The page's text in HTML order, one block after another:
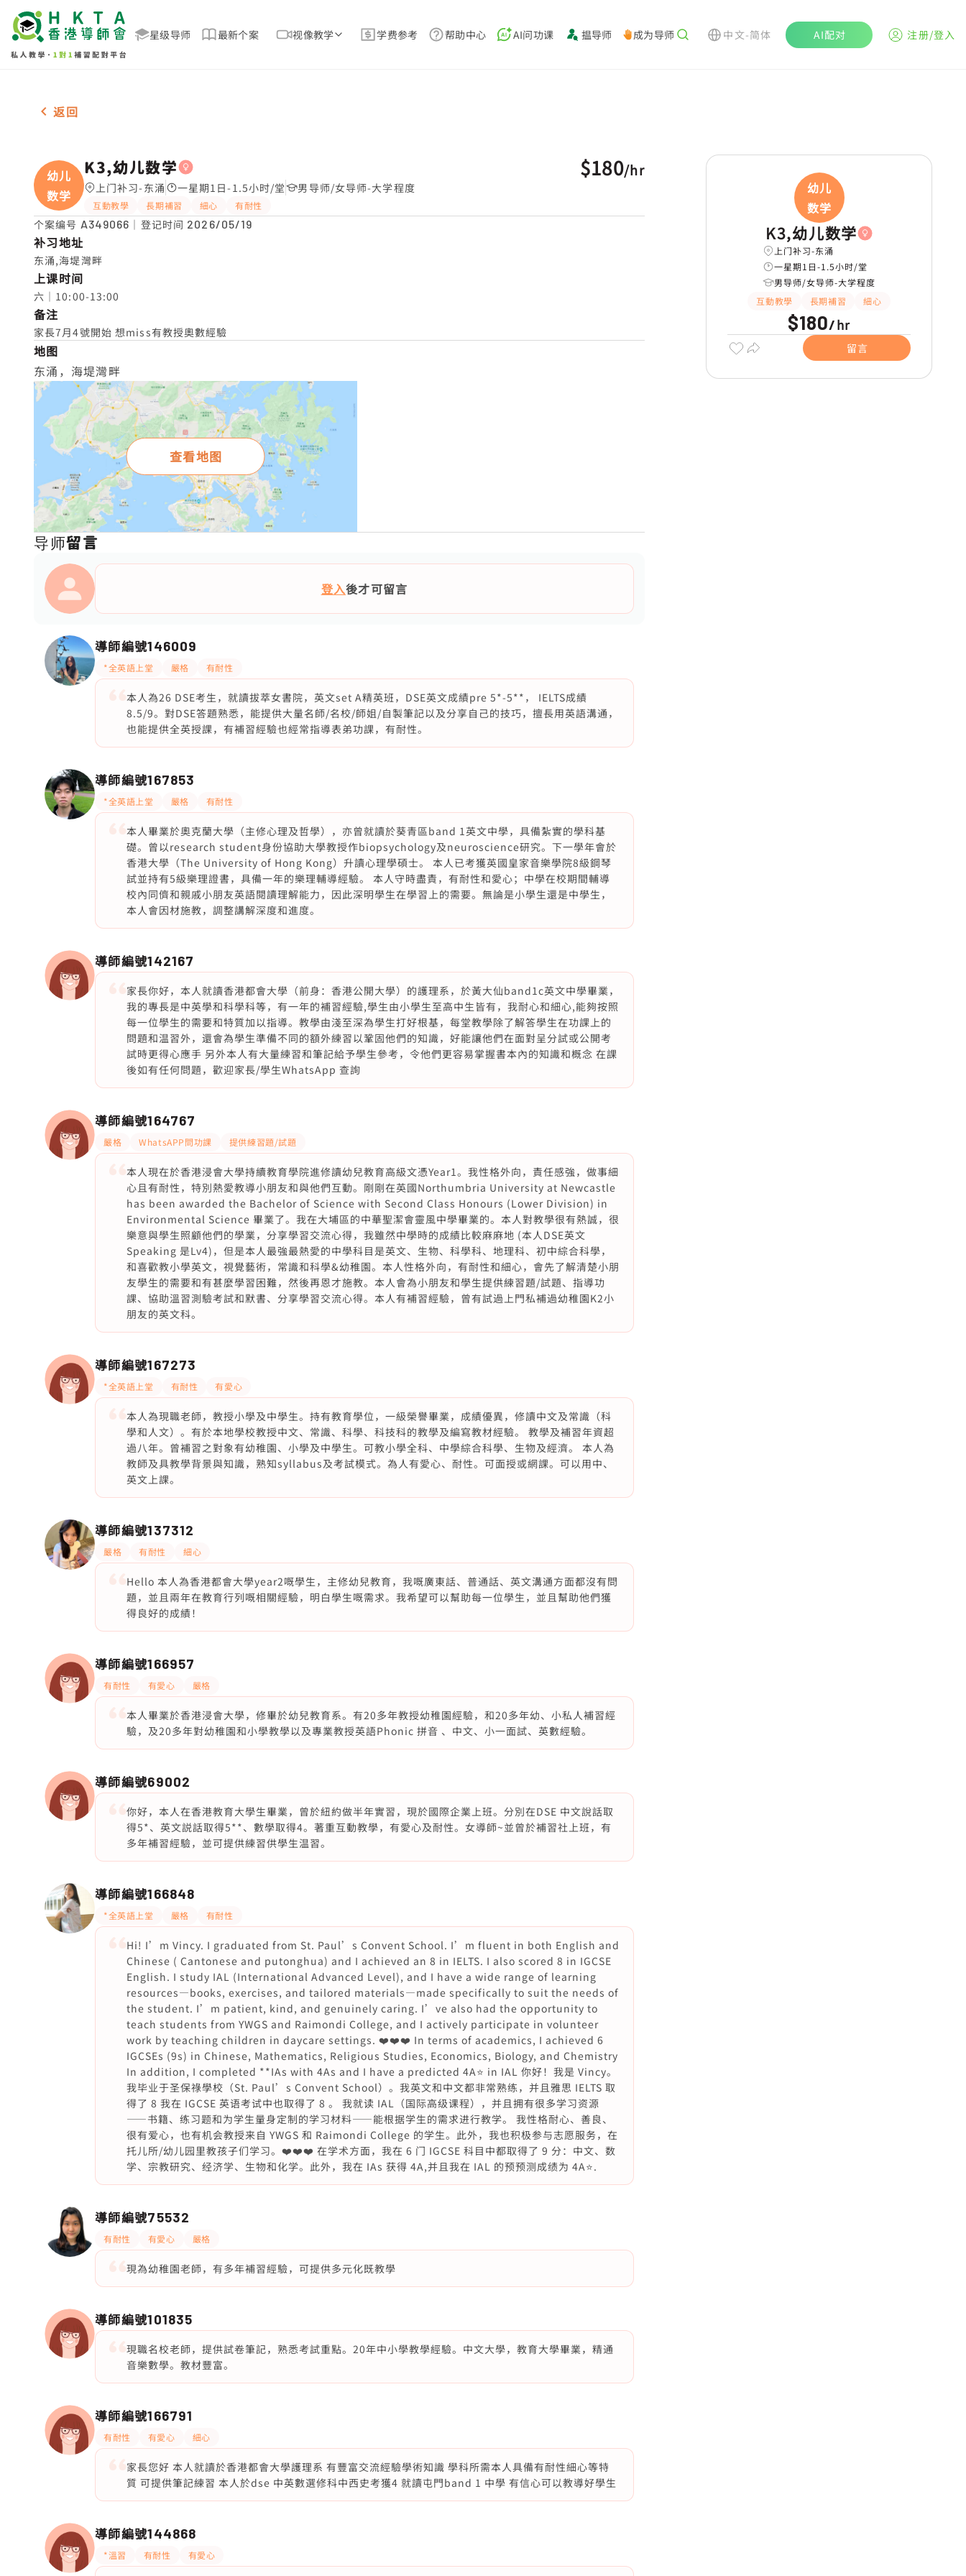
星级导师 最新个案 视像教学 学费参考 帮助中心 AI问功课 揾导师 成为导师 中文-简体 AI配对 注册/登入
女-1名 K3,幼儿数学，东涌 补习推介
返回
幼儿
数学
K3,幼儿数学
上门补习-东涌 一星期1日-1.5小时/堂 男导师/女导师-大学程度
互動教學 長期補習 細心 有耐性
$180/hr
个案编号 A349066 ｜登记时间 2026/05/19
补习地址
东涌,海堤灣畔
上课时间
六｜10:00-13:00
备注
家長7月4號開始 想miss有教授奧數經驗
地图
东涌，海堤灣畔
查看地图
导师留言
登入後才可留言
導師編號146009
*全英語上堂 嚴格 有耐性
本人為26 DSE考生，就讀拔萃女書院，英文set A精英班，DSE英文成績pre 5*-5**， IELTS成績
8.5/9。對DSE答題熟悉，能提供大量名師/名校/師姐/自製筆記以及分享自己的技巧，擅長用英語溝通，
也能提供全英授課，有補習經驗也經常指導表弟功課，有耐性。
導師編號167853
*全英語上堂 嚴格 有耐性
本人畢業於奧克蘭大學（主修心理及哲學），亦曾就讀於葵青區band 1英文中學，具備紮實的學科基
礎。曾以research student身份協助大學教授作biopsychology及neuroscience研究。下一學年會於
香港大學（The University of Hong Kong）升讀心理學碩士。 本人已考獲英國皇家音樂學院8級鋼琴
試並持有5級樂理證書，具備一年的樂理輔導經驗。 本人守時盡責，有耐性和愛心；中學在校期間輔導
校內同儕和親戚小朋友英語閱讀理解能力，因此深明學生在學習上的需要。無論是小學生還是中學生，
本人會因材施教，調整講解深度和進度。
導師編號142167
家長你好，本人就讀香港都會大學（前身：香港公開大學）的護理系，於黃大仙band1c英文中學畢業，
我的專長是中英學和科學科等，有一年的補習經驗,學生由小學生至高中生皆有，我耐心和細心,能夠按照
每一位學生的需要和特質加以指導。教學由淺至深為學生打好根基，每堂教學除了解答學生在功課上的
問題和温習外，還會為學生準備不同的額外練習以鞏固他們的知識，好能讓他們在面對呈分試或公開考
試時更得心應手 另外本人有大量練習和筆記給予學生參考，令他們更容易掌握書本內的知識和概念 在課
後如有任何問題，歡迎家長/學生WhatsApp 查詢
導師編號164767
嚴格 WhatsAPP問功課 提供練習題/試題
本人現在於香港浸會大學持續教育學院進修讀幼兒教育高級文憑Year1。我性格外向，責任感強，做事細
心且有耐性，特別熱愛教導小朋友和與他們互動。剛剛在英國Northumbria University at Newcastle
has been awarded the Bachelor of Science with Second Class Honours (Lower Division) in
Environmental Science 畢業了。我在大埔區的中華聖潔會靈風中學畢業的。本人對教學很有熱誠，很
樂意與學生照顧他們的學業，分享學習交流心得，我雖然中學時的成績比較麻麻地 (本人DSE英文
Speaking 是Lv4)，但是本人最強最熱愛的中學科目是英文、生物、科學科、地理科、初中綜合科學，
和喜歡教小學英文，視覺藝術，常識和科學&幼稚園。本人性格外向，有耐性和細心，會先了解清楚小朋
友學生的需要和有甚麼學習困難，然後再恩才施教。本人會為小朋友和學生提供練習題/試題、指導功
課、協助溫習測驗考試和默書、分享學習交流心得。本人有補習經驗，曾有試過上門私補過幼稚園K2小
朋友的英文科。
導師編號167273
*全英語上堂 有耐性 有愛心
本人為現職老師，教授小學及中學生。持有教育學位，一級榮譽畢業，成績優異，修讀中文及常識（科
學和人文）。有於本地學校教授中文、常識、科學、科技科的教學及編寫教材經驗。 教學及補習年資超
過八年。曾補習之對象有幼稚園、小學及中學生。可教小學全科、中學綜合科學、生物及經濟。 本人為
教師及具教學背景與知識，熟知syllabus及考試模式。為人有愛心、耐性。可面授或網課。可以用中、
英文上課。
導師編號137312
嚴格 有耐性 細心
Hello 本人為香港都會大學year2嘅學生，主修幼兒教育，我嘅廣東話、普通話、英文溝通方面都沒有問
題，並且兩年在教育行列嘅相關經驗，明白學生嘅需求。我希望可以幫助每一位學生，並且幫助他們獲
得良好的成績！
導師編號166957
有耐性 有愛心 嚴格
本人畢業於香港浸會大學，修畢於幼兒教育系。有20多年教授幼稚園經驗，和20多年幼、小私人補習經
驗，及20多年對幼稚園和小學教學以及專業教授英語Phonic 拼音 、中文、小一面試、英數經驗。
導師編號69002
你好，本人在香港教育大學生畢業，曾於紐約做半年實習，現於國際企業上班。分別在DSE 中文說話取
得5*、英文説話取得5**、數學取得4。著重互動教學，有愛心及耐性。女導師~並曾於補習社上班，有
多年補習經驗，並可提供練習供學生温習。
導師編號166848
*全英語上堂 嚴格 有耐性
Hi! I’m Vincy. I graduated from St. Paul’s Convent School. I’m fluent in both English and
Chinese ( Cantonese and putonghua) and I achieved an 8 in IELTS. I also scored 8 in IGCSE
English. I study IAL (International Advanced Level), and I have a wide range of learning
resources—books, exercises, and tailored materials—made specifically to suit the needs of
the student. I’m patient, kind, and genuinely caring. I’ve also had the opportunity to
teach students from YWGS and Raimondi College, and I actively participate in volunteer
work by teaching children in daycare settings. ❤️❤️❤️ In terms of academics, I achieved 6
IGCSEs (9s) in Chinese, Mathematics, Religious Studies, Economics, Biology, and Chemistry
In addition, I completed **IAs with 4As and I have a predicted 4A⭐️ in IAL 你好！我是 Vincy。
我毕业于圣保祿學校（St. Paul’s Convent School）。我英文和中文都非常熟练，并且雅思 IELTS 取
得了 8 我在 IGCSE 英语考试中也取得了 8 。 我就读 IAL（国际高级课程），并且拥有很多学习资源
——书籍、练习题和为学生量身定制的学习材料——能根据学生的需求进行教学。 我性格耐心、善良、
很有爱心，也有机会教授来自 YWGS 和 Raimondi College 的学生。此外，我也积极参与志愿服务，在
托儿所/幼儿园里教孩子们学习。❤️❤️❤️ 在学术方面，我在 6 门 IGCSE 科目中都取得了 9 分：中文、数
学、宗教研究、经济学、生物和化学。此外，我在 IAs 获得 4A,并且我在 IAL 的预预测成绩为 4A⭐️.
導師編號75532
有耐性 有愛心 嚴格
現為幼稚園老師，有多年補習經驗，可提供多元化既教學
導師編號101835
現職名校老師，提供試卷筆記，熟悉考試重點。20年中小學教學經驗。中文大學，教育大學畢業，精通
音樂數學。教材豐富。
導師編號166791
有耐性 有愛心 細心
家長您好 本人就讀於香港都會大學護理系 有豐富交流經驗學術知識 學科所需本人具備有耐性細心等特
質 可提供筆記練習 本人於dse 中英數選修科中西史考獲4 就讀屯門band 1 中學 有信心可以教導好學生
導師編號144868
*溫習 有耐性 有愛心
幼儿
数学
K3,幼儿数学
上门补习-东涌
一星期1日-1.5小时/堂
男导师/女导师-大学程度
互動教學
長期補習 細心
$180/hr
留言